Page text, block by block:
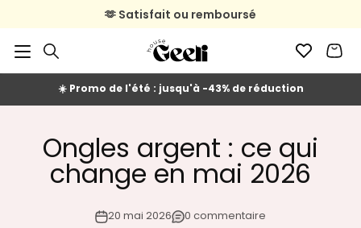
Passer au contenu🫶 Satisfait ou remboursé
🚚 Livraison en 2 à 4 jours ouvrés
☀️ Promo de l'été : jusqu'à -43% de réduction
Ongles argent : ce qui
change en mai 2026
20 mai 2026 0 commentaire